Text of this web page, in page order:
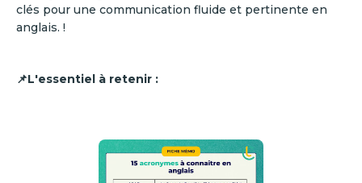
clés pour une communication fluide et pertinente en
anglais. !
📌L'essentiel à retenir :